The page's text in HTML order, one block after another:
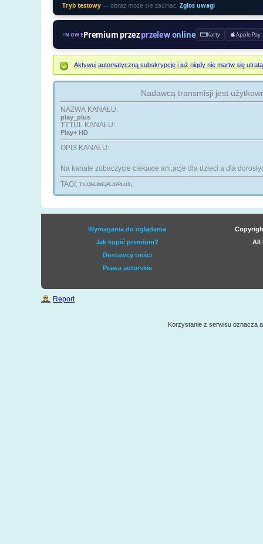
Tryb testowy — obraz moze sie zacinac. Zglos uwagi
NOWEPremium przezprzelew online Karty Apple Pay
Aktywuj automatyczną subskrypcję i już nigdy nie martw się
Nadawcą transmisji jest
NAZWA KANAŁU:
play_plus
TYTUŁ KANAŁU:
Play+ HD
OPIS KANAŁU:
Na kanale zobaczycie ciekawe ani,acje dla dzieci a dla
TAGI: tv,online,playplus,
Wymagania do oglądania
Jak kupić premium?
Dostawcy treści
Prawa autorskie
All
Report
Korzystanie z serwisu oznacza